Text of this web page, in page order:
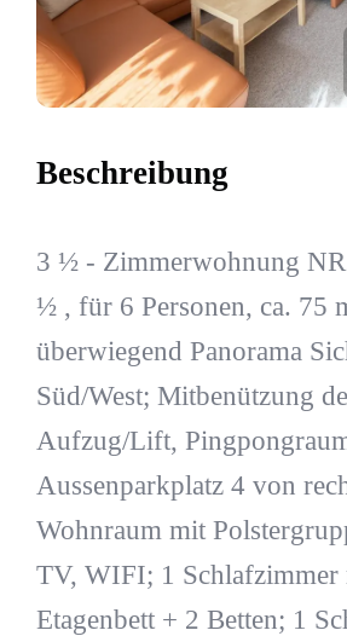
Beschreibung
3 ½ - Zimmerwohnung
½ , für 6 Personen, ca. 75
überwiegend Panorama
Süd/West; Mitbenützung
Aufzug/Lift,
Aussenparkplatz 4 von
Wohnraum mit
TV, WIFI; 1 Schlafzimmer
Etagenbett + 2 Betten; 1